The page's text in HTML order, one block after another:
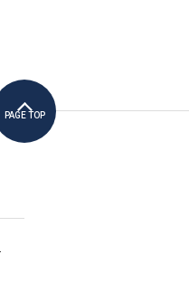
PAGE TOP